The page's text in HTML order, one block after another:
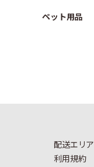
ペット用品
配送エリア
利用規約